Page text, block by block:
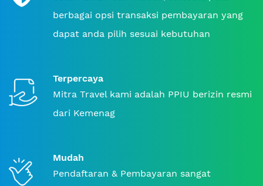
berbagai opsi transaksi pembayaran yang
dapat anda pilih sesuai kebutuhan
Terpercaya
Mitra Travel kami adalah PPIU berizin resmi
dari Kemenag
Mudah
Pendaftaran & Pembayaran sangat